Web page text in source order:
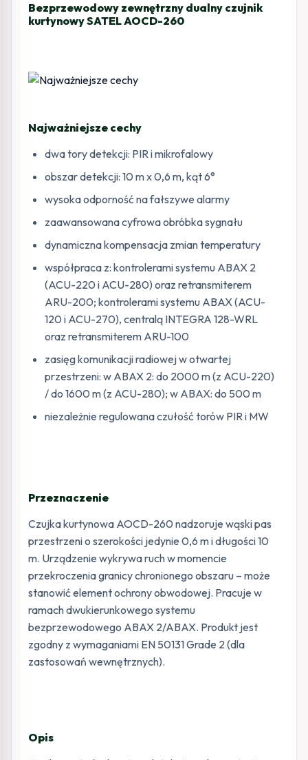
ABAX
Bezprzewodowy zewnętrzny dualny czujnik
kurtynowy SATEL AOCD-260
Najważniejsze cechy
dwa tory detekcji: PIR i mikrofalowy
obszar detekcji: 10 m x 0,6 m, kąt 6°
wysoka odporność na fałszywe alarmy
zaawansowana cyfrowa obróbka sygnału
dynamiczna kompensacja zmian temperatury
współpraca z: kontrolerami systemu ABAX 2
(ACU-220 i ACU-280) oraz retransmiterem
ARU-200; kontrolerami systemu ABAX (ACU-
120 i ACU-270), centralą INTEGRA 128-WRL
oraz retransmiterem ARU-100
zasięg komunikacji radiowej w otwartej
przestrzeni: w ABAX 2: do 2000 m (z ACU-220)
/ do 1600 m (z ACU-280); w ABAX: do 500 m
niezależnie regulowana czułość torów PIR i MW
Przeznaczenie
Czujka kurtynowa AOCD-260 nadzoruje wąski pas
przestrzeni o szerokości jedynie 0,6 m i długości 10
m. Urządzenie wykrywa ruch w momencie
przekroczenia granicy chronionego obszaru – może
stanowić element ochrony obwodowej. Pracuje w
ramach dwukierunkowego systemu
bezprzewodowego ABAX 2/ABAX. Produkt jest
zgodny z wymaganiami EN 50131 Grade 2 (dla
zastosowań wewnętrznych).
Opis